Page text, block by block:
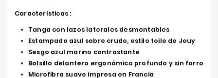
Características :
Tanga con lazos laterales desmontables
Estampado azul sobre crudo, estilo toile de Jouy
Sesgo azul marino contrastante
Bolsillo delantero ergonómico profundo y sin forro
Microfibra suave impresa en Francia